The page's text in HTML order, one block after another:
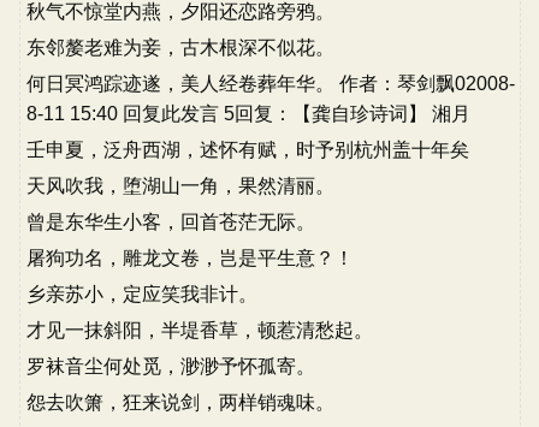
秋气不惊堂内燕，夕阳还恋路旁鸦。
东邻嫠老难为妾，古木根深不似花。
何日冥鸿踪迹遂，美人经卷葬年华。 作者：琴剑飘02008-
8-11 15:40 回复此发言 5回复：【龚自珍诗词】 湘月
壬申夏，泛舟西湖，述怀有赋，时予别杭州盖十年矣
天风吹我，堕湖山一角，果然清丽。
曾是东华生小客，回首苍茫无际。
屠狗功名，雕龙文卷，岂是平生意？！
乡亲苏小，定应笑我非计。
才见一抹斜阳，半堤香草，顿惹清愁起。
罗袜音尘何处觅，渺渺予怀孤寄。
怨去吹箫，狂来说剑，两样销魂味。